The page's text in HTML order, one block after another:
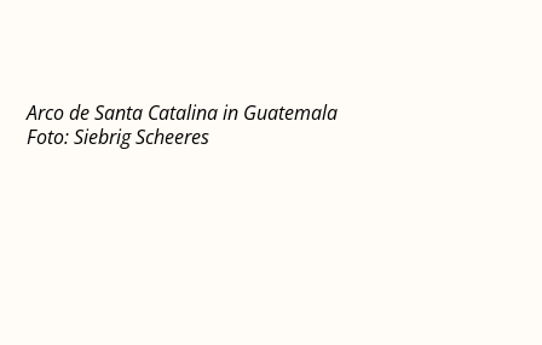
Arco de Santa Catalina in Guatemala
Foto: Siebrig Scheeres